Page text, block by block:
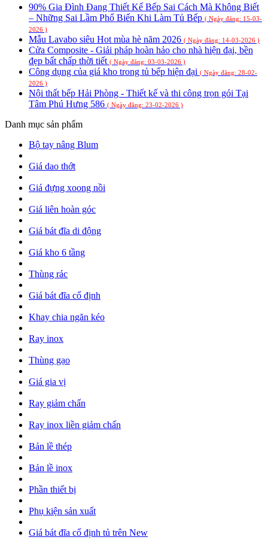
90% Gia Đình Đang Thiết Kế Bếp Sai Cách Mà Không Biết
– Những Sai Lầm Phổ Biến Khi Làm Tủ Bếp ( Ngày đăng: 15-03-
2026 )
Mẫu Lavabo siêu Hot mùa hè năm 2026 ( Ngày đăng: 14-03-2026 )
Cửa Composite - Giải pháp hoàn hảo cho nhà hiện đại, bền
đẹp bất chấp thời tiết ( Ngày đăng: 03-03-2026 )
Công dụng của giá kho trong tủ bếp hiện đại ( Ngày đăng: 28-02-
2026 )
Nội thất bếp Hải Phòng - Thiết kế và thi công trọn gói Tại
Tâm Phú Hưng 586 ( Ngày đăng: 23-02-2026 )
Danh mục sản phẩm
Bộ tay nâng Blum
Giá dao thớt
Giá đựng xoong nồi
Giá liên hoàn góc
Giá bát đĩa di động
Giá kho 6 tầng
Thùng rác
Giá bát đĩa cố định
Khay chia ngăn kéo
Ray inox
Thùng gạo
Giá gia vị
Ray giảm chấn
Ray inox liền giảm chấn
Bản lề thép
Bản lề inox
Phần thiết bị
Phụ kiện sản xuất
Giá bát đĩa cố định tủ trên New